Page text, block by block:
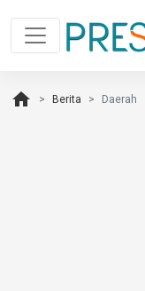
home Berita Daerah